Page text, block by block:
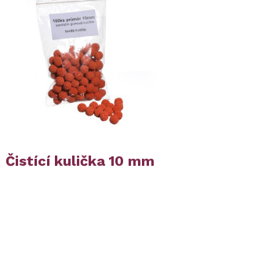
Čistící kulička 10 mm